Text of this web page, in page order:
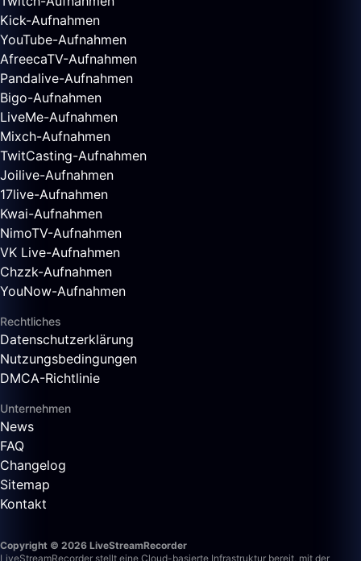
Kick-Aufnahmen
YouTube-Aufnahmen
AfreecaTV-Aufnahmen
Pandalive-Aufnahmen
Bigo-Aufnahmen
LiveMe-Aufnahmen
Mixch-Aufnahmen
TwitCasting-Aufnahmen
Joilive-Aufnahmen
17live-Aufnahmen
Kwai-Aufnahmen
NimoTV-Aufnahmen
VK Live-Aufnahmen
Chzzk-Aufnahmen
YouNow-Aufnahmen
Rechtliches
Datenschutzerklärung
Nutzungsbedingungen
DMCA-Richtlinie
Unternehmen
News
FAQ
Changelog
Sitemap
Kontakt
Copyright © 2026 LiveStreamRecorder
LiveStreamRecorder stellt eine Cloud-basierte Infrastruktur bereit, mit der